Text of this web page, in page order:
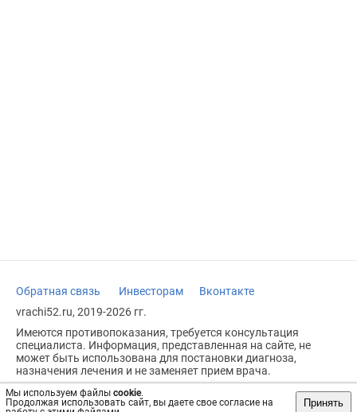
Мы используем файлы cookie.
Продолжая использовать сайт, вы даете свое согласие на
Принять
Обратная связь Инвесторам
Вконтакте
vrachi52.ru, 2019-2026 гг.
Имеются противопоказания, требуется консультация
специалиста. Информация, представленная на сайте, не
может быть использована для постановки диагноза,
назначения лечения и не заменяет прием врача.
Возрастное ограничение: 18+